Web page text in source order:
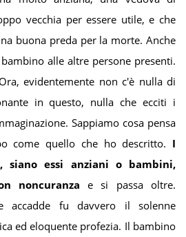
vecchia per essere utile, e che
buona preda per la morte. Anche
alle altre persone presenti.
evidentemente non c'è nulla di
in questo, nulla che ecciti i
Sappiamo cosa pensa
come quello che ho descritto. I
essi anziani o bambini,
noncuranza
e si passa oltre.
accadde fu davvero il solenne
ed eloquente profezia. Il bambino